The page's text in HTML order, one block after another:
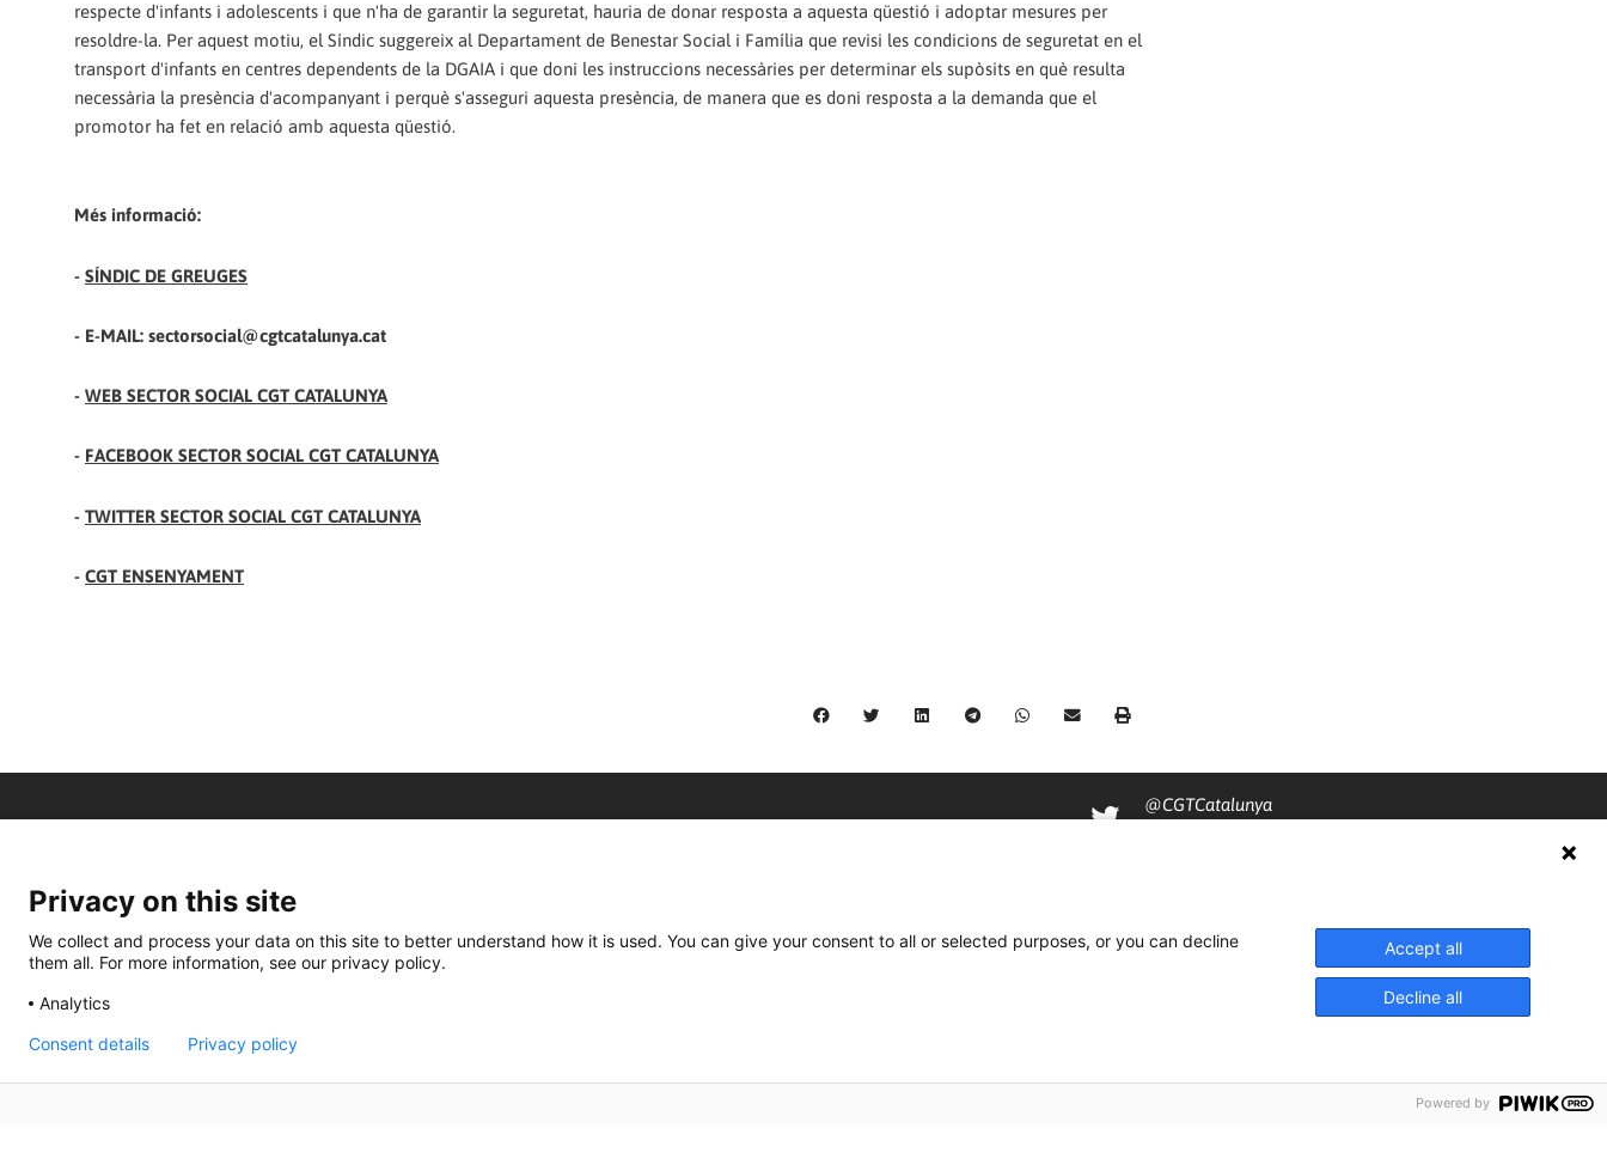
respecte d'infants i adolescents i que n'ha de garantir la seguretat, hauria de donar resposta a aquesta qüestió i adoptar mesures per
resoldre-la. Per aquest motiu, el Síndic suggereix al Departament de Benestar Social i Família que revisi les condicions de seguretat en el
transport d'infants en centres dependents de la DGAIA i que doni les instruccions necessàries per determinar els supòsits en què resulta
necessària la presència d'acompanyant i perquè s'asseguri aquesta presència, de manera que es doni resposta a la demanda que el
promotor ha fet en relació amb aquesta qüestió.
Més informació:
- SÍNDIC DE GREUGES
- E-MAIL: sectorsocial@cgtcatalunya.cat
- WEB SECTOR SOCIAL CGT CATALUNYA
- FACEBOOK SECTOR SOCIAL CGT CATALUNYA
- TWITTER SECTOR SOCIAL CGT CATALUNYA
- CGT ENSENYAMENT
@CGTCatalunya
cgtcatalunya
Desenvolupat per
Privacy on this site
We collect and process your data on this site to better understand how it is used. You can give your consent to all or selected purposes, or you can decline
them all. For more information, see our privacy policy.
Analytics
Accept all
Decline all
Consent details Privacy policy
Powered by